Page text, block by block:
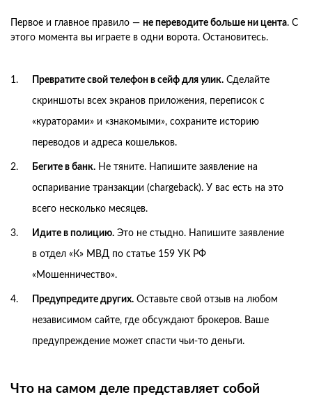
Первое и главное правило — не переводите больше ни цента. С
этого момента вы играете в одни ворота. Остановитесь.
Превратите свой телефон в сейф для улик. Сделайте
скриншоты всех экранов приложения, переписок с
«кураторами» и «знакомыми», сохраните историю
переводов и адреса кошельков.
Бегите в банк. Не тяните. Напишите заявление на
оспаривание транзакции (chargeback). У вас есть на это
всего несколько месяцев.
Идите в полицию. Это не стыдно. Напишите заявление
в отдел «К» МВД по статье 159 УК РФ
«Мошенничество».
Предупредите других. Оставьте свой отзыв на любом
независимом сайте, где обсуждают брокеров. Ваше
предупреждение может спасти чьи-то деньги.
Что на самом деле представляет собой